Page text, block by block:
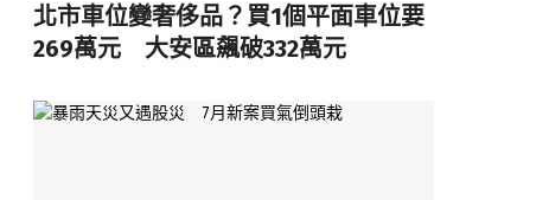
北市車位變奢侈品？買1個平面車位要
269萬元 大安區飆破332萬元